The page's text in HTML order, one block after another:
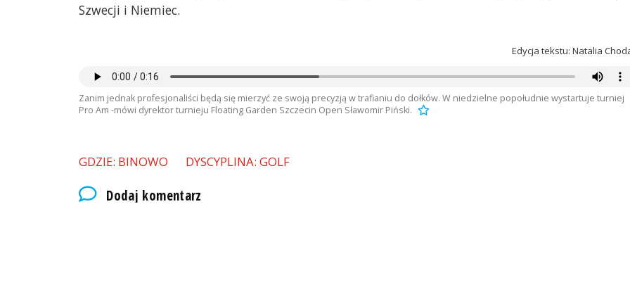
Szwecji i Niemiec.
Edycja tekstu: Natalia
Zanim jednak profesjonaliści będą się mierzyć ze swoją precyzją w trafianiu do dołków. W niedzielne popołudnie wystartuje turniej
Pro Am -mówi dyrektor turnieju Floating Garden Szczecin Open Sławomir Piński.
GDZIE: BINOWO DYSCYPLINA: GOLF
Dodaj komentarz